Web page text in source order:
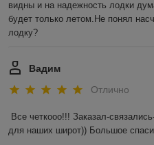
видны и на надежность лодки
будет только летом.Не понял
лодку?
Вадим
Отлично
Все четкооо!!! Заказал-
для наших широт)) Большое